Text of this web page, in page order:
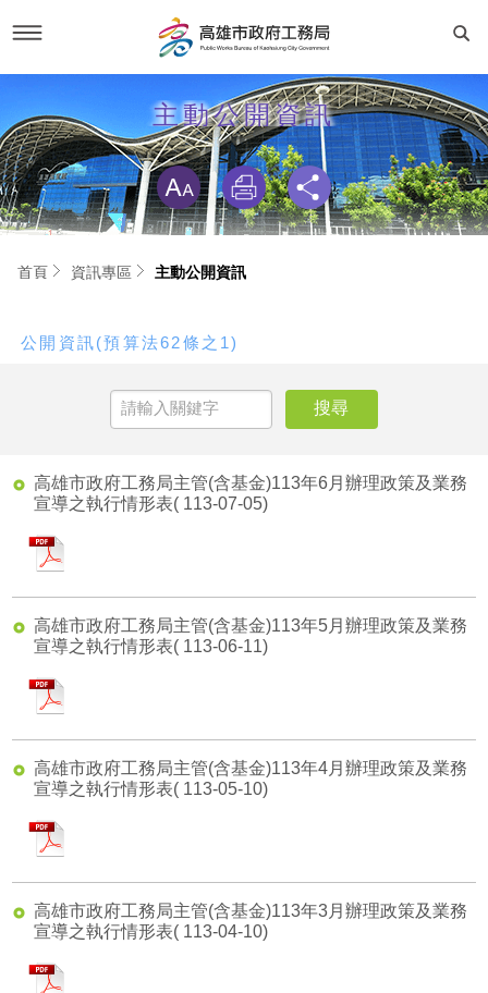
跳
要
內
容 工務新聞
活動專區
市政新聞
RSS訂閱
關於我們
首長簡介
交通位置
服務電話
機關組織與業務職掌
機關組織圖
會計室
資訊室
人事室
政風室
工程企劃處
建築管理處
工務專區
遊說資訊專區
性別主流化
廉政專區
網站連結
電子刊物
工務出版品
影音專區
雙語詞彙
無障礙專區
執照查詢
就業資訊
服務電話
施工規範
高雄市道路挖掘管理中心
寬頻管道
材料試驗
試驗隨機程式
採購申訴會
English
常見問答
意見信箱
主動公開資訊
略過字型切
首頁 資訊專區 主動公開資訊
公開資訊(預算法62條之1)
高雄市政府工務局主管(含基金)113年6月辦理政策及業務
宣導之執行情形表( 113-07-05)
高雄市政府工務局主管(含基金)113年5月辦理政策及業務
宣導之執行情形表( 113-06-11)
高雄市政府工務局主管(含基金)113年4月辦理政策及業務
宣導之執行情形表( 113-05-10)
高雄市政府工務局主管(含基金)113年3月辦理政策及業務
宣導之執行情形表( 113-04-10)